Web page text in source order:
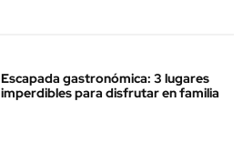
Escapada gastronómica: 3 lugares
imperdibles para disfrutar en familia